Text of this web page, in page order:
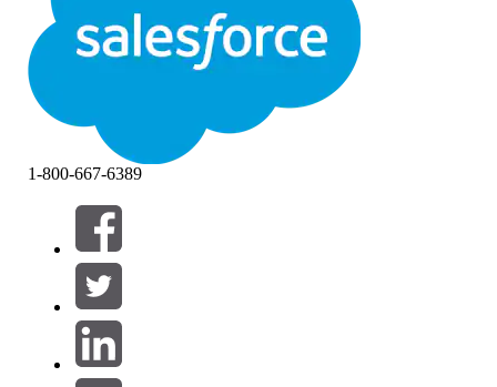
Filtrar por (0)
SELECCIONAR FILTROS
Área de productos
1-800-667-6389